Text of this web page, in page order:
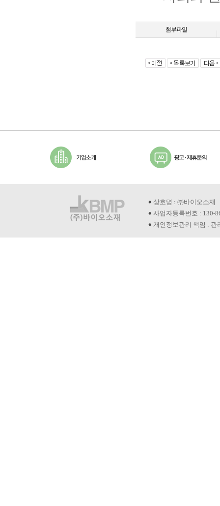
부는 이
법 제18
nsibility)
의무화
이 될 수
나 수입
첨부파일
상호명 : ㈜바이오소재
사업자등록번호 : 130-
개인정보관리 책임 : 관